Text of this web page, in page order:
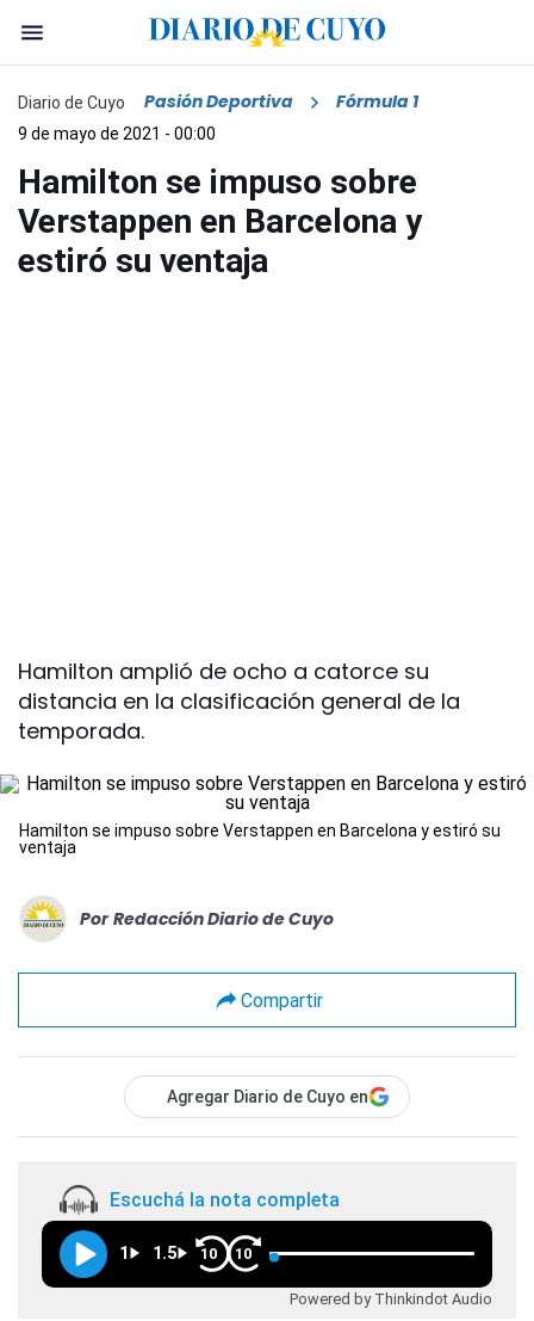
Diario de Cuyo Pasión Deportiva Fórmula 1
9 de mayo de 2021 - 00:00
Hamilton se impuso sobre
Verstappen en Barcelona y
estiró su ventaja
Hamilton amplió de ocho a catorce su
distancia en la clasificación general de la
temporada.
Hamilton se impuso sobre Verstappen en Barcelona y estiró su
ventaja
Por Redacción Diario de Cuyo
Compartir
Agregar Diario de Cuyo en
Escuchá la nota completa
1 1.5 10 10
Powered by Thinkindot Audio